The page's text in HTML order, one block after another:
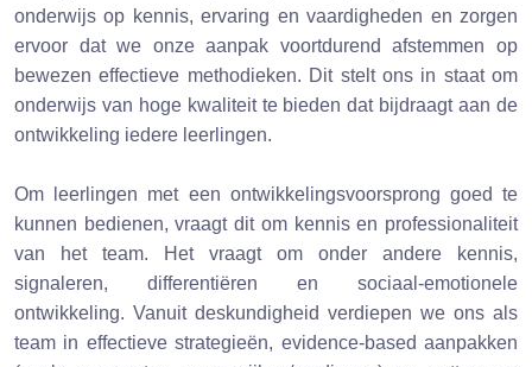
onderwijs op kennis, ervaring en vaardigheden en zorgen
ervoor dat we onze aanpak voortdurend afstemmen op
bewezen effectieve methodieken. Dit stelt ons in staat om
onderwijs van hoge kwaliteit te bieden dat bijdraagt aan de
ontwikkeling iedere leerlingen.
Om leerlingen met een ontwikkelingsvoorsprong goed te
kunnen bedienen, vraagt dit om kennis en professionaliteit
van het team. Het vraagt om onder andere kennis,
signaleren, differentiëren en sociaal-emotionele
ontwikkeling. Vanuit deskundigheid verdiepen we ons als
team in effectieve strategieën, evidence-based aanpakken